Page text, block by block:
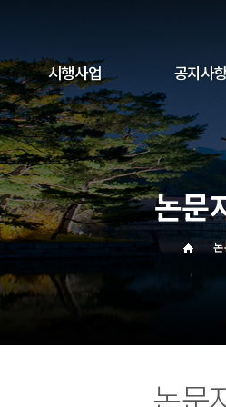
시행사업
한일국제학술회의
한일문화강좌
일본문화시찰단 파견
일한기금 방한단 안내
청소년교류지원
공지사
논문
논문